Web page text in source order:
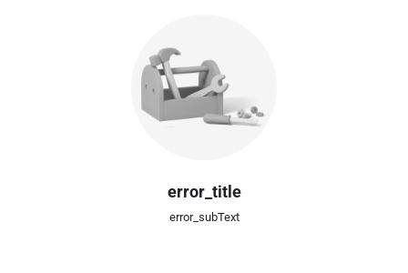
error_title
error_subText